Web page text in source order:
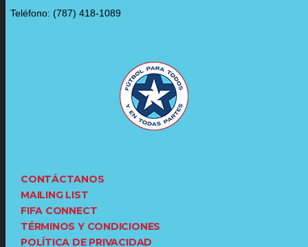
Teléfono: (787) 418-1089
CONTÁCTANOS
MAILING LIST
FIFA CONNECT
TÉRMINOS Y CONDICIONES
POLÍTICA DE PRIVACIDAD